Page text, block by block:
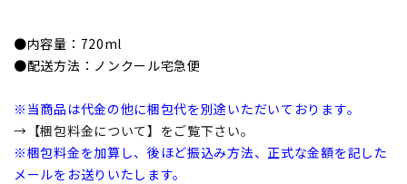
●内容量：720ml
●配送方法：ノンクール宅急便
※当商品は代金の他に梱包代を別途いただいております。
→【梱包料金について】をご覧下さい。
※梱包料金を加算し、後ほど振込み方法、正式な金額を記した
メールをお送りいたします。